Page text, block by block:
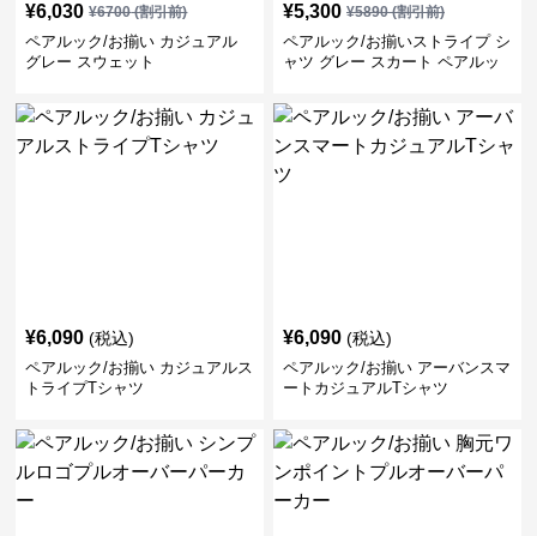
¥6,030 ¥6700(割引前)
ペアルック/お揃い カジュアル
グレー スウェット
¥5,300 ¥5890(割引前)
ペアルック/お揃いストライプ シ
ャツ グレー スカート ペアルッ
¥6,090 (税込)
ペアルック/お揃い カジュアルス
トライプTシャツ
¥6,090 (税込)
ペアルック/お揃い アーバンスマ
ートカジュアルTシャツ